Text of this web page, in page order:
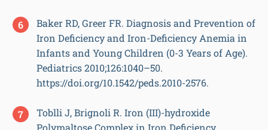
Baker RD, Greer FR. Diagnosis and Prevention of
Iron Deficiency and Iron-Deficiency Anemia in
Infants and Young Children (0-3 Years of Age).
Pediatrics 2010;126:1040–50.
https://doi.org/10.1542/peds.2010-2576.
Toblli J, Brignoli R. Iron (III)-hydroxide
Polymaltose Complex in Iron Deficiency